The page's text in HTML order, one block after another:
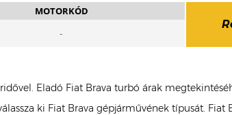
MOTORKÓD
-
Eladó Fiat Brava turbó árak
ki Fiat Brava gépjárművének típusát. Fiat